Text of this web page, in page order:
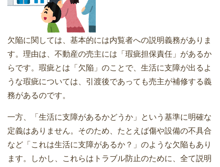
欠陥に関しては、基本的には内覧者への説明義務がありま
す。理由は、不動産の売主には「瑕疵担保責任」があるか
らです。瑕疵とは「欠陥」のことで、生活に支障が出るよ
うな瑕疵については、引渡後であっても売主が補修する義
務があるのです。
一方、「生活に支障があるかどうか」という基準に明確な
定義はありません。そのため、たとえば傷や設備の不具合
など「これは生活に支障があるか？」のような欠陥もあり
ます。しかし、これらはトラブル防止のために、全て説明